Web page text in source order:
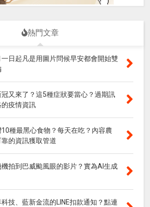
熱門文章
日起凡是用圖片問候早安都會開始雙
冠又來了？這5種症狀要當心？過期訊
疫情資訊
10種最黑心食物？每天在吃？內容農
的資訊獲取管道
機拍到巴威颱風眼的影片？實為AI生成
科技、藍新金流的LINE扣款通知？點連